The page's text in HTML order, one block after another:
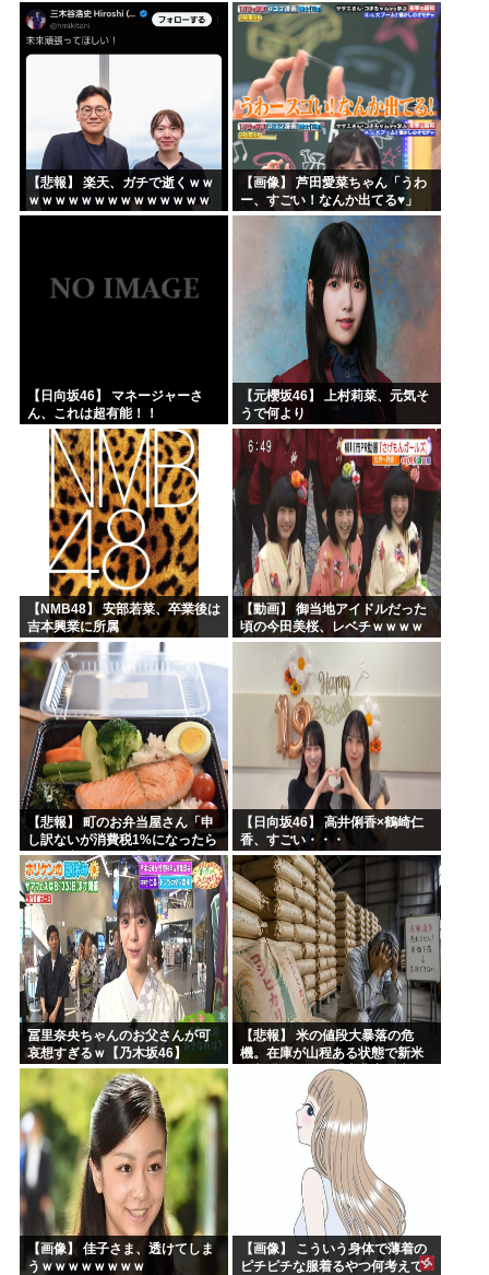
ｗｗｗｗｗ 上手すぎる！！！【乃木坂46】
【悲報】 楽天、ガチで逝くｗｗ
ｗｗｗｗｗｗｗｗｗｗｗｗｗｗ
ｗｗｗｗ
【画像】 芦田愛菜ちゃん「うわ
ー、すごい！なんか出てる♥」
【日向坂46】 マネージャーさ
ん、これは超有能！！
【元櫻坂46】 上村莉菜、元気そ
うで何より
【NMB48】 安部若菜、卒業後は
吉本興業に所属
【動画】 御当地アイドルだった
頃の今田美桜、レベチｗｗｗｗ
ｗｗｗｗｗｗｗｗｗｗｗｗｗｗ
【悲報】 町のお弁当屋さん「申
し訳ないが消費税1%になったら
その分商品代を値上げするわ」
【日向坂46】 高井俐香×鶴崎仁
香、すごい・・・
冨里奈央ちゃんのお父さんが可
哀想すぎるｗ【乃木坂46】
【悲報】 米の値段大暴落の危
機。在庫が山程ある状態で新米
の収穫始まる。「米農家が生活
【画像】 佳子さま、透けてしま
うｗｗｗｗｗｗｗｗ
【画像】 こういう身体で薄着の
ピチピチな服着るやつ何考えて